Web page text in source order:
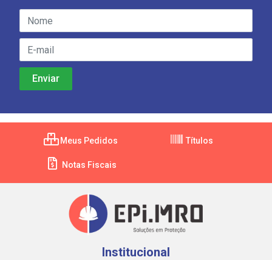
Meus Pedidos Títulos
Notas Fiscais
Institucional